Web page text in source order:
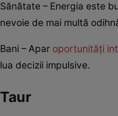
Sănătate – Energia este
nevoie de mai multă
Bani – Apar oportunități
lua decizii impulsive.
Taur